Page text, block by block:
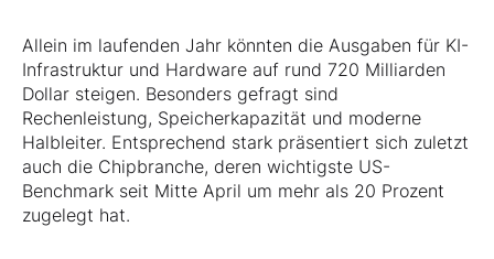
Allein im laufenden Jahr könnten die Ausgaben für KI-
Infrastruktur und Hardware auf rund 720 Milliarden
Dollar steigen. Besonders gefragt sind
Rechenleistung, Speicherkapazität und moderne
Halbleiter. Entsprechend stark präsentiert sich zuletzt
auch die Chipbranche, deren wichtigste US-
Benchmark seit Mitte April um mehr als 20 Prozent
zugelegt hat.